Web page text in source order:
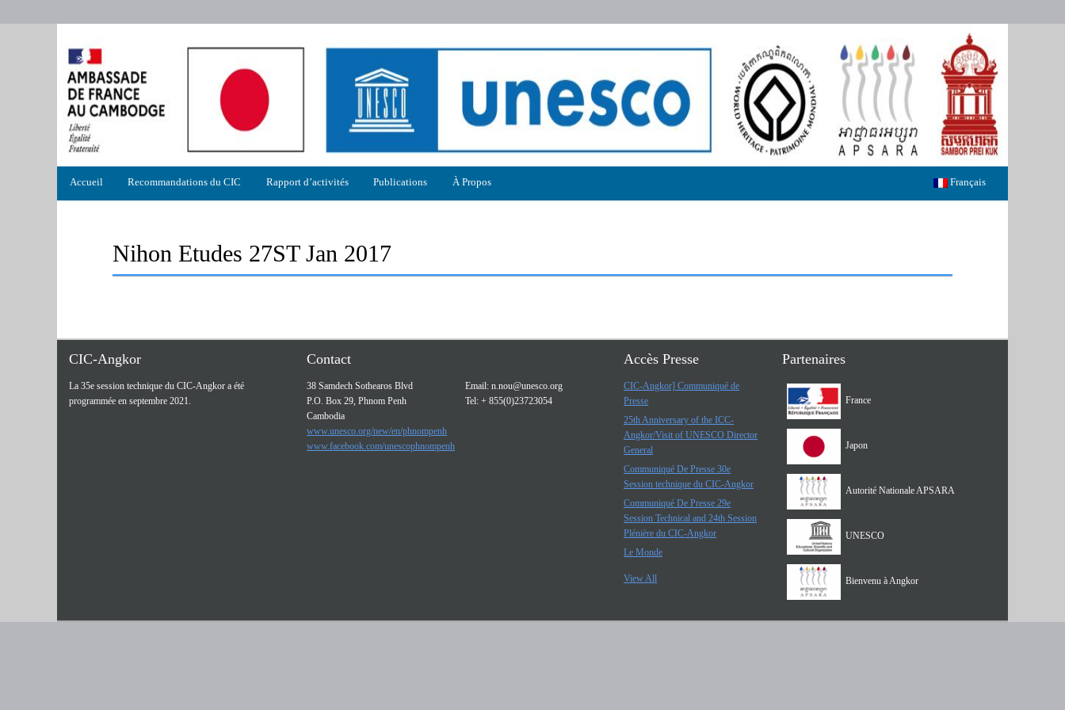
principal
Accueil Recommandations du CIC Rapport d’activités Publications À Propos Français
Nihon Etudes 27ST Jan 2017
CIC-Angkor
La 35e session technique du CIC-Angkor a été
programmée en septembre 2021.
Contact
38 Samdech Sothearos Blvd
P.O. Box 29, Phnom Penh
Cambodia
www.unesco.org/new/en/phnompenh
www.facebook.com/unescophnompenh
Email: n.nou@unesco.org
Tel: + 855(0)23723054
Accès Presse
CIC-Angkor] Communiqué de
Presse
25th Anniversary of the ICC-
Angkor/Visit of UNESCO Director
General
Communiqué De Presse 30e
Session technique du CIC-Angkor
Communiqué De Presse 29e
Session Technical and 24th Session
Plénière du CIC-Angkor
Le Monde
View All
Partenaires
France
Japon
Autorité Nationale APSARA
UNESCO
Bienvenu à Angkor